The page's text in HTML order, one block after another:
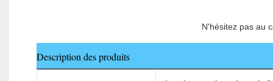
Description des produits